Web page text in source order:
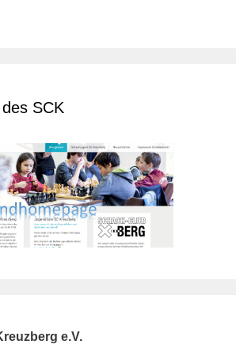
SCK
e.V.